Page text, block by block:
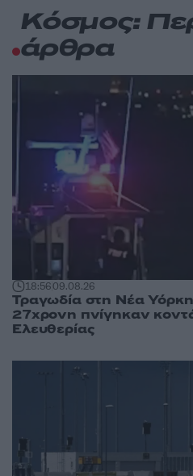
Κόσμος:
άρθρα
18:5609.08.26
Τραγωδία στη Νέα
27χρονη πνίγηκαν
Ελευθερίας